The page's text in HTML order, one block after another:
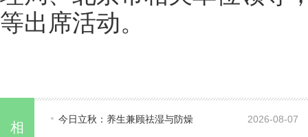
等出席活动。
相
今日立秋：养生兼顾祛湿与防燥 2026-08-07